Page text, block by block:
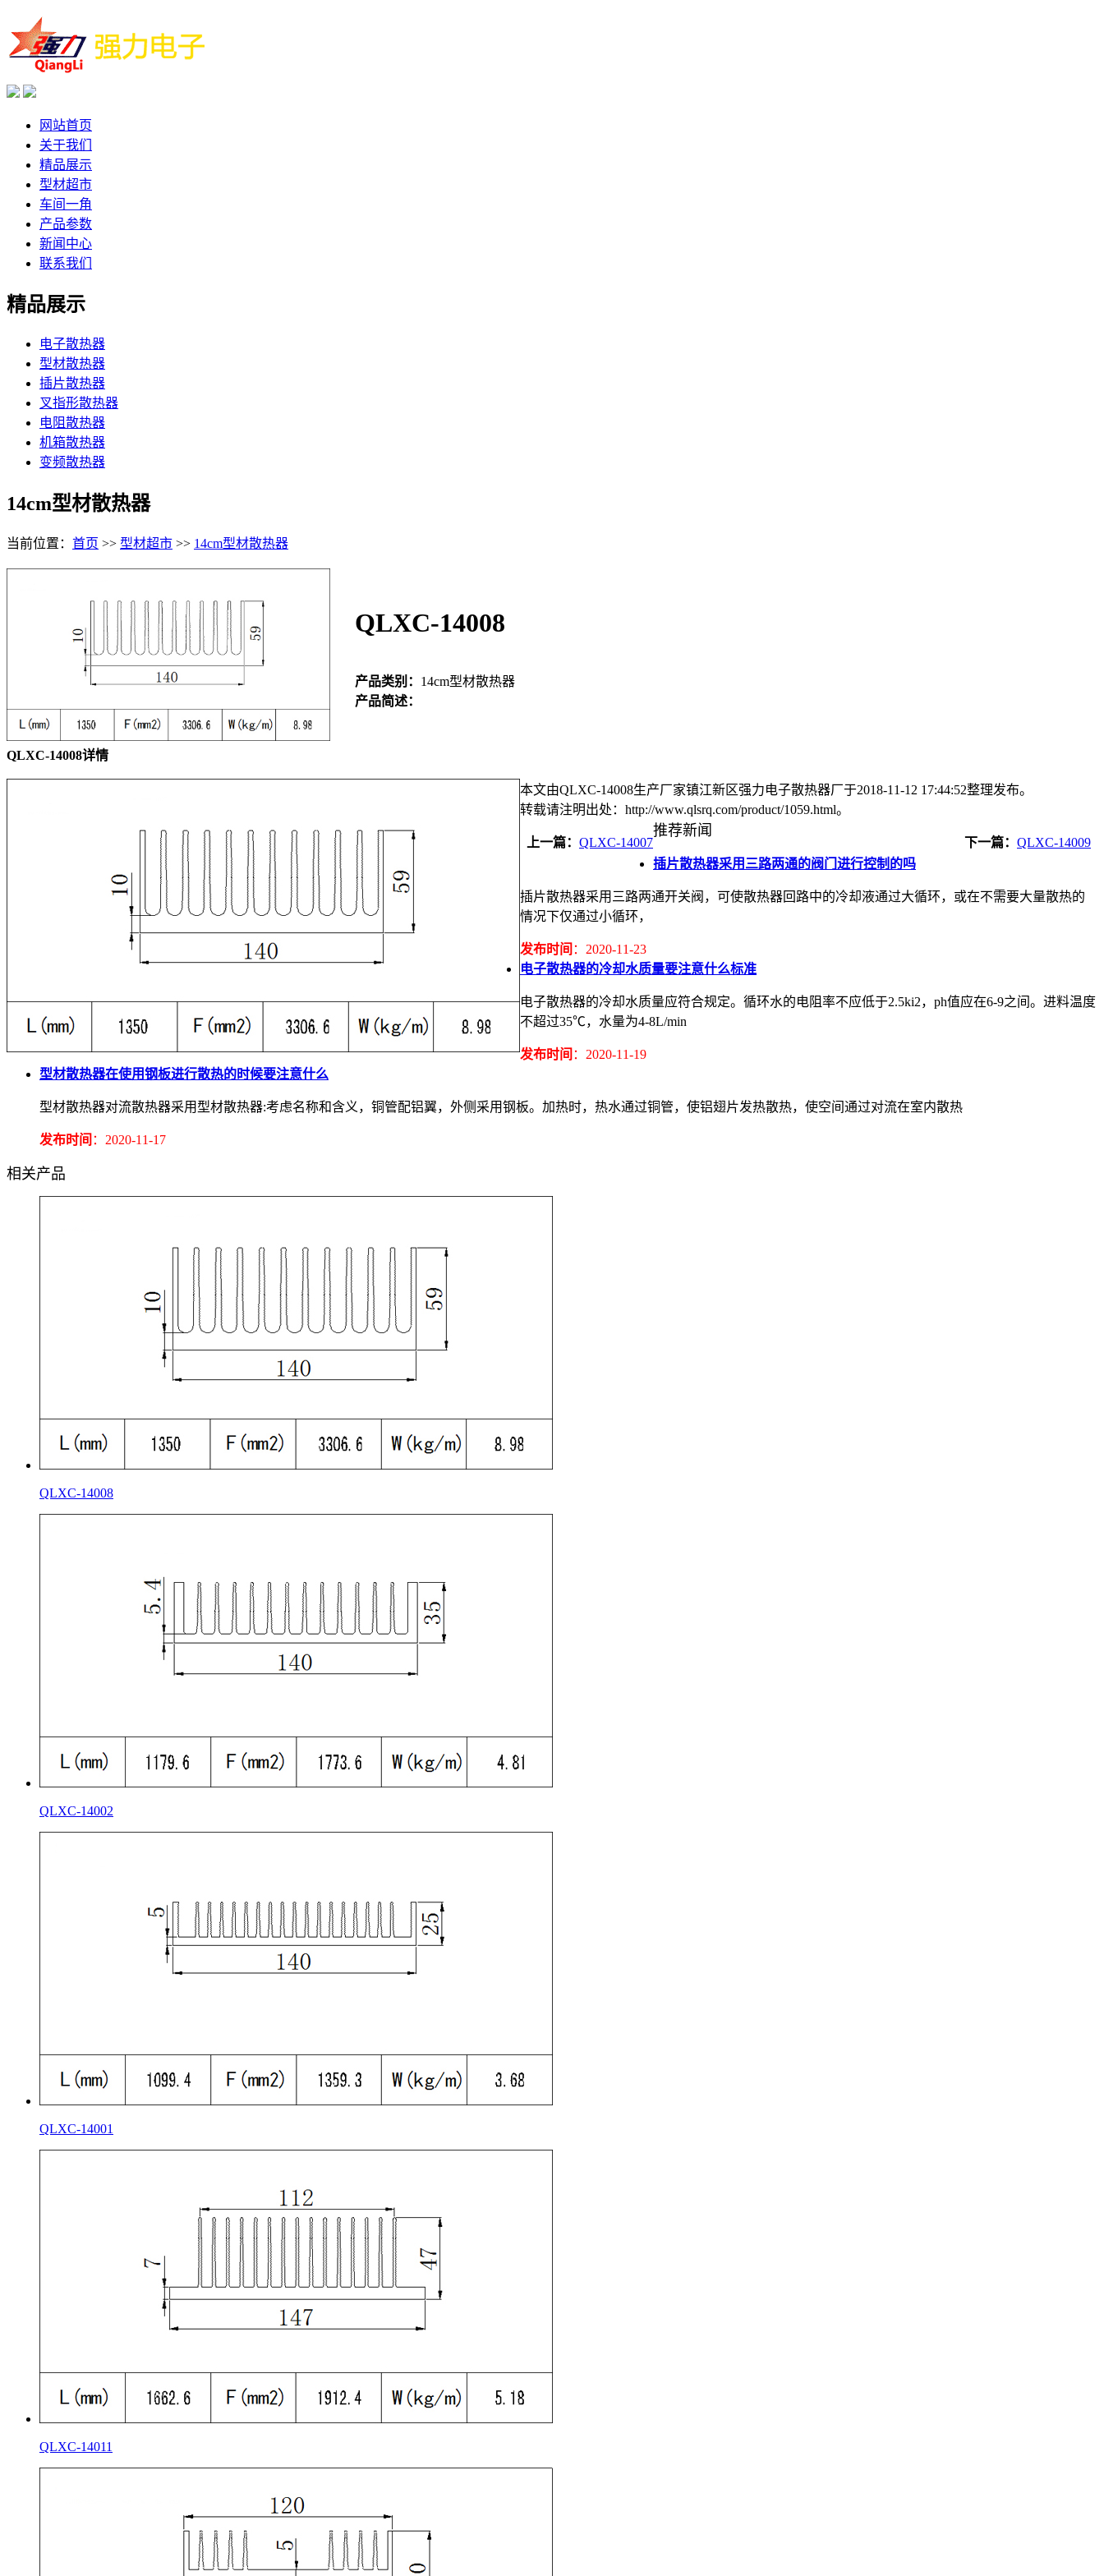
网站首页
关于我们
精品展示
型材超市
车间一角
产品参数
新闻中心
联系我们
精品展示
电子散热器
型材散热器
插片散热器
叉指形散热器
电阻散热器
机箱散热器
变频散热器
14cm型材散热器
当前位置： 首页 >> 型材超市 >> 14cm型材散热器
QLXC-14008
产品类别： 14cm型材散热器
产品简述：
QLXC-14008详情
本文由QLXC-14008生产厂家镇江新区强力电子散热器厂于2018-11-12 17:44:52整理发布。
转载请注明出处：http://www.qlsrq.com/product/1059.html。
上一篇： QLXC-14007 下一篇： QLXC-14009
推荐新闻
插片散热器采用三路两通的阀门进行控制的吗
插片散热器采用三路两通开关阀，可使散热器回路中的冷却液通过大循环，或在不需要大量散热的
情况下仅通过小循环，
发布时间 ：2020-11-23
电子散热器的冷却水质量要注意什么标准
电子散热器的冷却水质量应符合规定。循环水的电阻率不应低于2.5ki2，ph值应在6-9之间。进料温度
不超过35℃，水量为4-8L/min
发布时间 ：2020-11-19
型材散热器在使用钢板进行散热的时候要注意什么
型材散热器对流散热器采用型材散热器:考虑名称和含义，铜管配铝翼，外侧采用钢板。加热时，热水通过铜管，使铝翅片发热散热，使空间通过对流在室内散热
发布时间 ：2020-11-17
相关产品
QLXC-14008
QLXC-14002
QLXC-14001
QLXC-14011